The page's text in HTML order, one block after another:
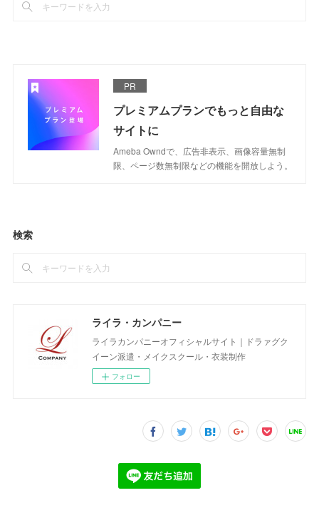
PR
プレミアムプランでもっと自由な
サイトに
Ameba Owndで、広告非表示、画像容量無制
限、ページ数無制限などの機能を開放しよう。
検索
ライラ・カンパニー
ライラカンパニーオフィシャルサイト｜ドラァグク
イーン派遣・メイクスクール・衣装制作
フォロー